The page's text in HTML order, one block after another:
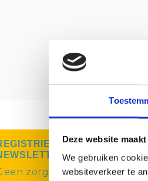
Deze website
We gebruiken
websiteverkeer te
SIE SICH FÜR
zorgen we spammen